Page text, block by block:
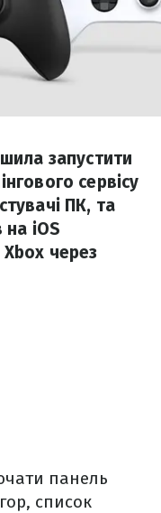
запустити
сервісу
ПК, та
на iOS
через
панель
список